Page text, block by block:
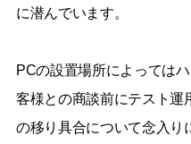
に潜んでいます。
PCの設置場所によっては
客様との商談前にテスト運
の移り具合について念入り